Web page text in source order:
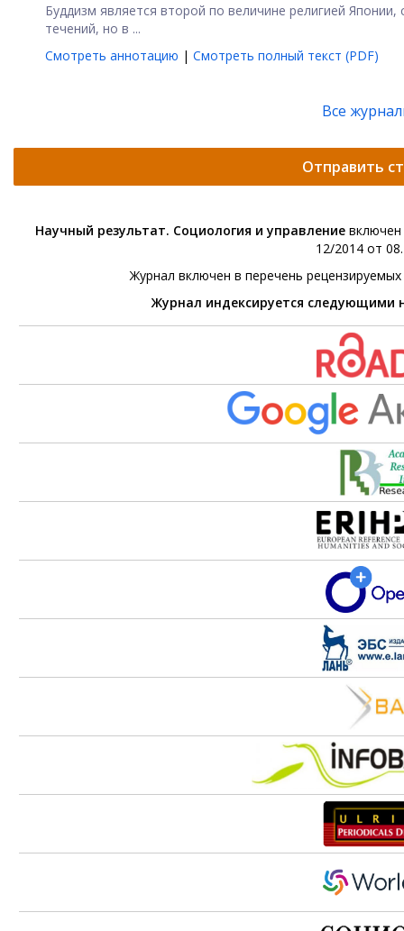
Буддизм является второй по величине религией
течений, но в ...
Смотреть аннотацию | Смотреть полный текст (PDF)
Все
Отправить
Научный результат. Социология и управление
12/2014 от
Журнал включен в перечень
Журнал индексируется